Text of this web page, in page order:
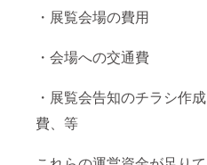
・展覧会場の費用
・会場への交通費
・展覧会告知のチラシ作成
費、等